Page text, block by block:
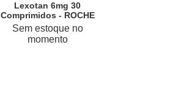
Lexotan 6mg 30
Comprimidos - ROCHE
Sem estoque no
momento